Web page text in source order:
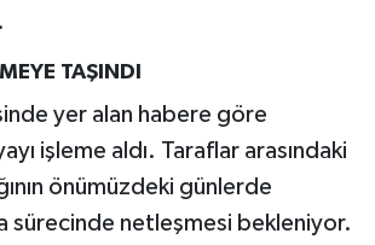
TAŞINDI
yer alan habere göre
işleme aldı. Taraflar arasındaki
önümüzdeki günlerde
sürecinde netleşmesi bekleniyor.